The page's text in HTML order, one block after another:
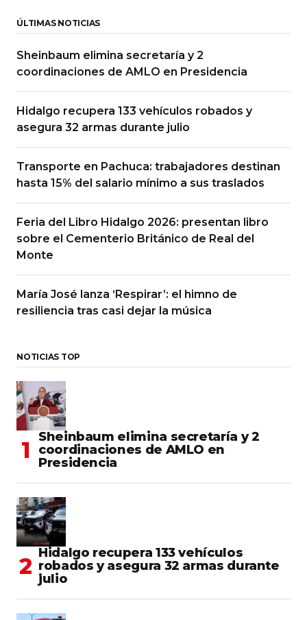
ÚLTIMAS NOTICIAS
Sheinbaum elimina secretaría y 2
coordinaciones de AMLO en Presidencia
Hidalgo recupera 133 vehículos robados y
asegura 32 armas durante julio
Transporte en Pachuca: trabajadores destinan
hasta 15% del salario mínimo a sus traslados
Feria del Libro Hidalgo 2026: presentan libro
sobre el Cementerio Británico de Real del
Monte
María José lanza ‘Respirar’: el himno de
resiliencia tras casi dejar la música
NOTICIAS TOP
Sheinbaum elimina secretaría y 2
coordinaciones de AMLO en
Presidencia
Hidalgo recupera 133 vehículos
robados y asegura 32 armas durante
julio